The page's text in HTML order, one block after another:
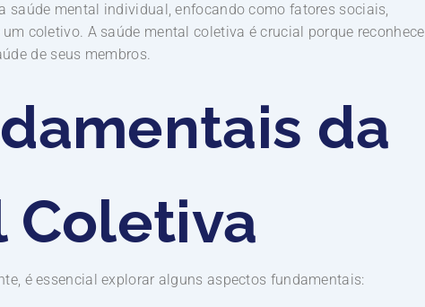
saúde mental individual, enfocando como fatores sociais,
coletivo. A saúde mental coletiva é crucial porque reconhece
de seus membros.
da
Coletiva
é essencial explorar alguns aspectos fundamentais: